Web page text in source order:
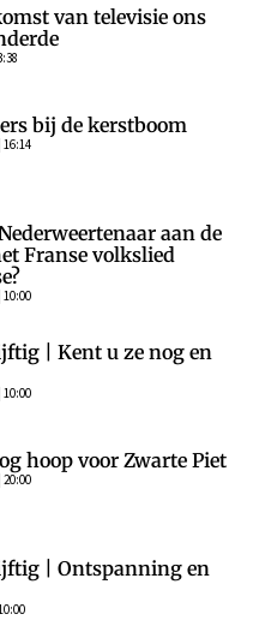
van televisie ons
bij de kerstboom
16:14
aan de
Franse volkslied
10:00
| Kent u ze nog en
10:00
hoop voor Zwarte Piet
20:00
| Ontspanning en